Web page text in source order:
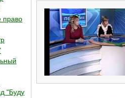
право
"Буду